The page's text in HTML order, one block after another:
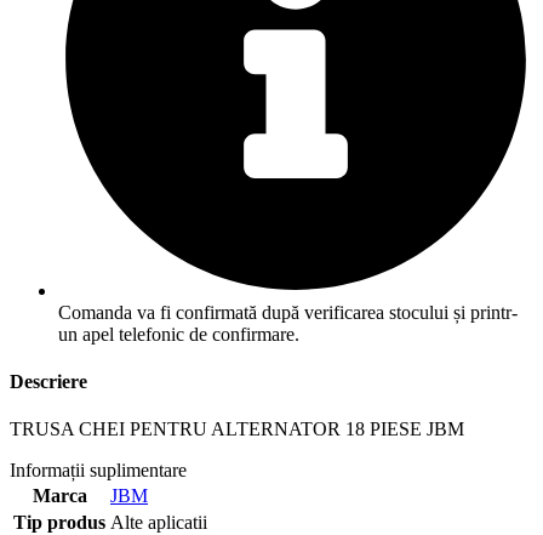
Comanda va fi confirmată după verificarea stocului și printr-
un apel telefonic de confirmare.
Descriere
TRUSA CHEI PENTRU ALTERNATOR 18 PIESE JBM
Informații suplimentare
Marca
JBM
Tip produs Alte aplicatii